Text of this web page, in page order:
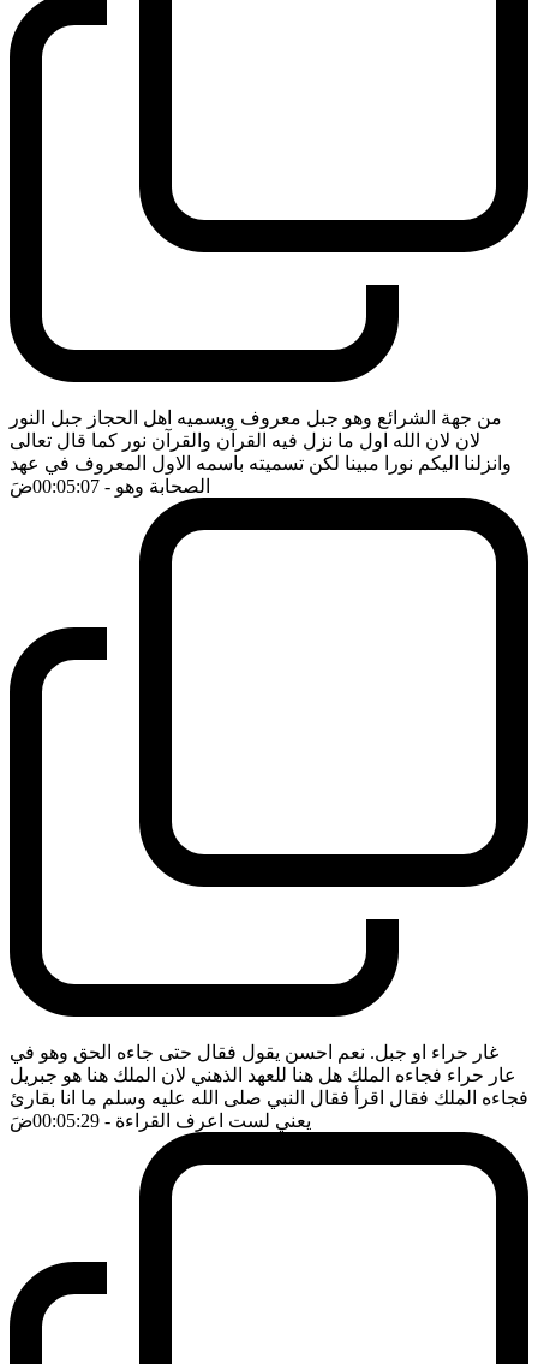
من جهة الشرائع وهو جبل معروف ويسميه اهل الحجاز جبل النور
لان لان الله اول ما نزل فيه القرآن والقرآن نور كما قال تعالى
وانزلنا اليكم نورا مبينا لكن تسميته باسمه الاول المعروف في عهد
الصحابة وهو - 00:05:07 ضَ
غار حراء او جبل. نعم احسن يقول فقال حتى جاءه الحق وهو في
عار حراء فجاءه الملك هل هنا للعهد الذهني لان الملك هنا هو جبريل
فجاءه الملك فقال اقرأ فقال النبي صلى الله عليه وسلم ما انا بقارئ
يعني لست اعرف القراءة - 00:05:29 ضَ